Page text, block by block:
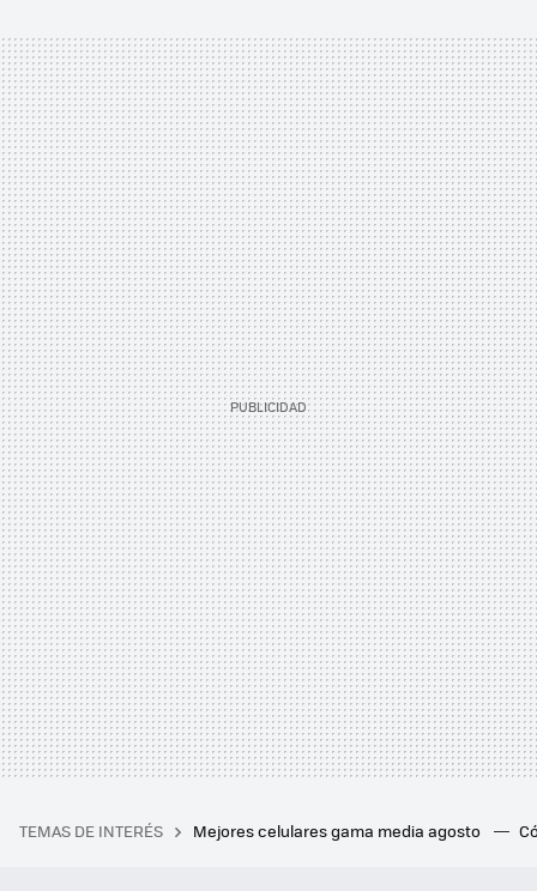
TEMAS DE INTERÉS Mejores celulares gama media agosto